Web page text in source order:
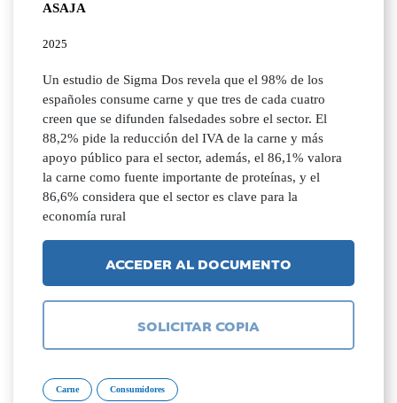
ASAJA
2025
Un estudio de Sigma Dos revela que el 98% de los
españoles consume carne y que tres de cada cuatro
creen que se difunden falsedades sobre el sector. El
88,2% pide la reducción del IVA de la carne y más
apoyo público para el sector, además, el 86,1% valora
la carne como fuente importante de proteínas, y el
86,6% considera que el sector es clave para la
economía rural
ACCEDER AL DOCUMENTO
SOLICITAR COPIA
Carne Consumidores